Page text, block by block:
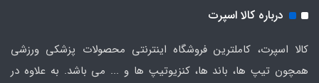
درباره کالا اسپرت
کالا اسپرت، کاملترین فروشگاه اینترنتی محصولات پزشکی ورزشی
همچون تیپ ها، باند ها، کنزیوتیپ ها و ... می باشد. به علاوه در